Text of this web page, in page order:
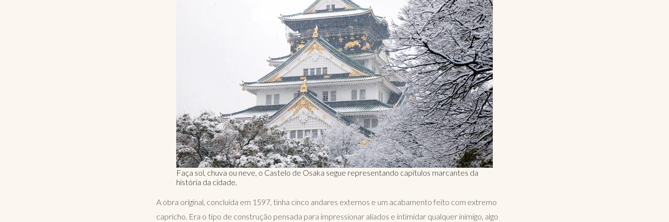
Faça sol, chuva ou neve, o Castelo de Osaka segue representando capítulos marcantes da
história da cidade.
A obra original, concluída em 1597, tinha cinco andares externos e um acabamento feito com extremo
capricho. Era o tipo de construção pensada para impressionar aliados e intimidar qualquer inimigo, algo